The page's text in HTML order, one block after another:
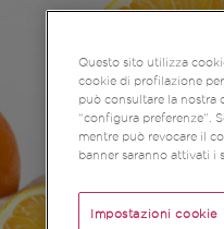
Questo sito utilizza
cookie di profilazione
può consultare la nostra
“configura preferenze”.
mentre può revocare il
banner saranno attivati i
Impostazioni cookie